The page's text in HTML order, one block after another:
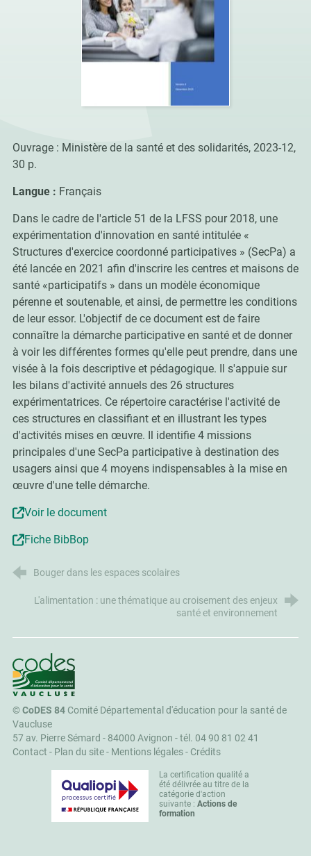
Ouvrage : Ministère de la santé et des solidarités, 2023-12,
30 p.
Langue : Français
Dans le cadre de l'article 51 de la LFSS pour 2018, une
expérimentation d'innovation en santé intitulée «
Structures d'exercice coordonné participatives » (SecPa) a
été lancée en 2021 afin d'inscrire les centres et maisons de
santé «participatifs » dans un modèle économique
pérenne et soutenable, et ainsi, de permettre les conditions
de leur essor. L'objectif de ce document est de faire
connaître la démarche participative en santé et de donner
à voir les différentes formes qu'elle peut prendre, dans une
visée à la fois descriptive et pédagogique. Il s'appuie sur
les bilans d'activité annuels des 26 structures
expérimentatrices. Ce répertoire caractérise l'activité de
ces structures en classifiant et en illustrant les types
d'activités mises en œuvre. Il identifie 4 missions
principales d'une SecPa participative à destination des
usagers ainsi que 4 moyens indispensables à la mise en
œuvre d'une telle démarche.
Voir le document
Fiche BibBop
Bouger dans les espaces scolaires
L'alimentation : une thématique au croisement des enjeux
santé et environnement
CoDES 84
©CoDES 84Comité Départemental d'éducation pour la santé de
Vaucluse
57 av. Pierre Sémard - 84000 Avignon -tél. 04 90 81 02 41
Contact - Plan du site- Mentions légales- Crédits
La certification qualité a
été délivrée au titre de la
catégorie d'action
suivante : Actions de
formation